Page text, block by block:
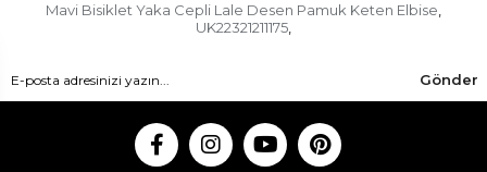
Mavi Bisiklet Yaka Cepli Lale Desen Pamuk Keten Elbise,
UK22321211175,
Gönder